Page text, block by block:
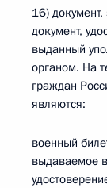
16)
документ,
выданный
органом. На
граждан
являются:
военный
выдаваемое